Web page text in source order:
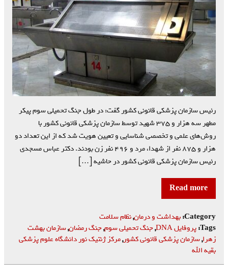
رئیس سازمان پزشکی قانونی کشور گفت: در طول جنگ تحمیلی سوم پیکر
مطهر سه هزار و ۳۷۵ شهید توسط سازمان پزشکی قانونی کشور با
روش‌های علمی و تخصصی شناسایی و تعیین هویت شد که از این تعداد دو
هزار و ۸۷۵ نفر از شهدا، مرد و ۴۹۶ نفر زن بودند. دکتر عباس مسجدی
رئیس سازمان پزشکی قانونی کشور در حاشیه […]
Read more
Category: بهداشت و درمان,نظام سلامت
Tags: پروفایل DNA ,جنگ تحمیلی سوم,جنگ رمضان,سازمان بهشت
زهرا,سازمان پزشکی قانونی کشور,مرکز ژنتیک نور دانشگاه علوم پزشکی
بقیه الله